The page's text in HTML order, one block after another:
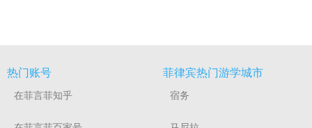
热门账号
在菲言菲知乎
菲律宾热门游学城市
宿务